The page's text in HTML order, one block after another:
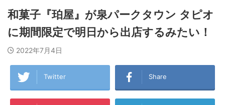
和菓子『珀屋』が泉パークタウン タピオ
に期間限定で明日から出店するみたい！
2022年7月4日
Twitter Share